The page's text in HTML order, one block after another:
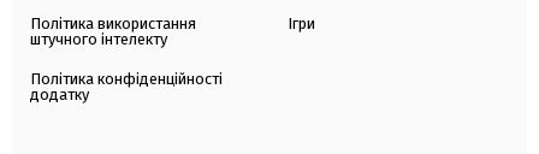
Політика використання
штучного інтелекту
Політика конфіденційності
додатку
Ігри